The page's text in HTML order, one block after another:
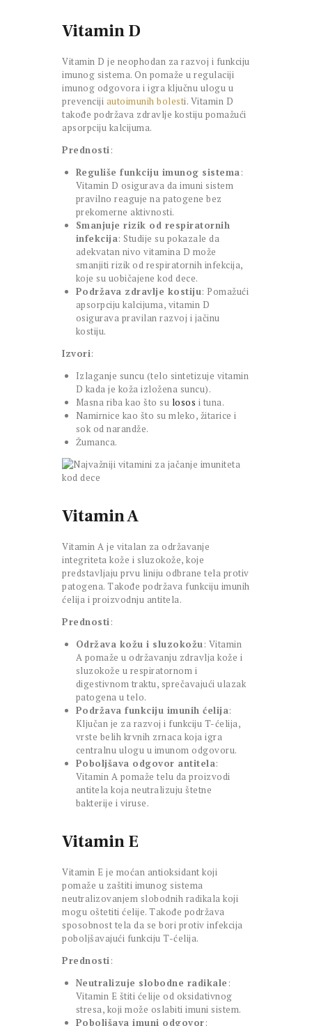
Vitamin D
Vitamin D je neophodan za razvoj i funkciju
imunog sistema. On pomaže u regulaciji
imunog odgovora i igra ključnu ulogu u
prevenciji autoimunih bolesti. Vitamin D
takođe podržava zdravlje kostiju pomažući
apsorpciju kalcijuma.
Prednosti:
Reguliše funkciju imunog sistema:
Vitamin D osigurava da imuni sistem
pravilno reaguje na patogene bez
prekomerne aktivnosti.
Smanjuje rizik od respiratornih
infekcija: Studije su pokazale da
adekvatan nivo vitamina D može
smanjiti rizik od respiratornih infekcija,
koje su uobičajene kod dece.
Podržava zdravlje kostiju: Pomažući
apsorpciju kalcijuma, vitamin D
osigurava pravilan razvoj i jačinu
kostiju.
Izvori:
Izlaganje suncu (telo sintetizuje vitamin
D kada je koža izložena suncu).
Masna riba kao što su losos i tuna.
Namirnice kao što su mleko, žitarice i
sok od narandže.
Žumanca.
Vitamin A
Vitamin A je vitalan za održavanje
integriteta kože i sluzokože, koje
predstavljaju prvu liniju odbrane tela protiv
patogena. Takođe podržava funkciju imunih
ćelija i proizvodnju antitela.
Prednosti:
Održava kožu i sluzokožu: Vitamin
A pomaže u održavanju zdravlja kože i
sluzokože u respiratornom i
digestivnom traktu, sprečavajući ulazak
patogena u telo.
Podržava funkciju imunih ćelija:
Ključan je za razvoj i funkciju T-ćelija,
vrste belih krvnih zrnaca koja igra
centralnu ulogu u imunom odgovoru.
Poboljšava odgovor antitela:
Vitamin A pomaže telu da proizvodi
antitela koja neutralizuju štetne
bakterije i viruse.
Vitamin E
Vitamin E je moćan antioksidant koji
pomaže u zaštiti imunog sistema
neutralizovanjem slobodnih radikala koji
mogu oštetiti ćelije. Takođe podržava
sposobnost tela da se bori protiv infekcija
poboljšavajući funkciju T-ćelija.
Prednosti:
Neutralizuje slobodne radikale :
Vitamin E štiti ćelije od oksidativnog
stresa, koji može oslabiti imuni sistem.
Poboljšava imuni odgovor: